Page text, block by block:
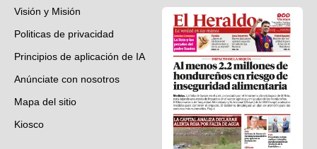
Visión y Misión
Politicas de privacidad
Principios de aplicación de IA
Anúnciate con nosotros
Mapa del sitio
Kiosco